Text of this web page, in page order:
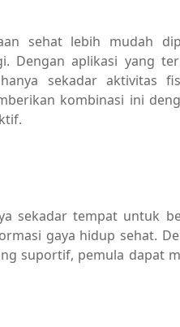
sehat lebih mudah
Dengan aplikasi yang
sekadar aktivitas
kombinasi ini
sekadar tempat untuk
gaya hidup sehat.
suportif, pemula dapat